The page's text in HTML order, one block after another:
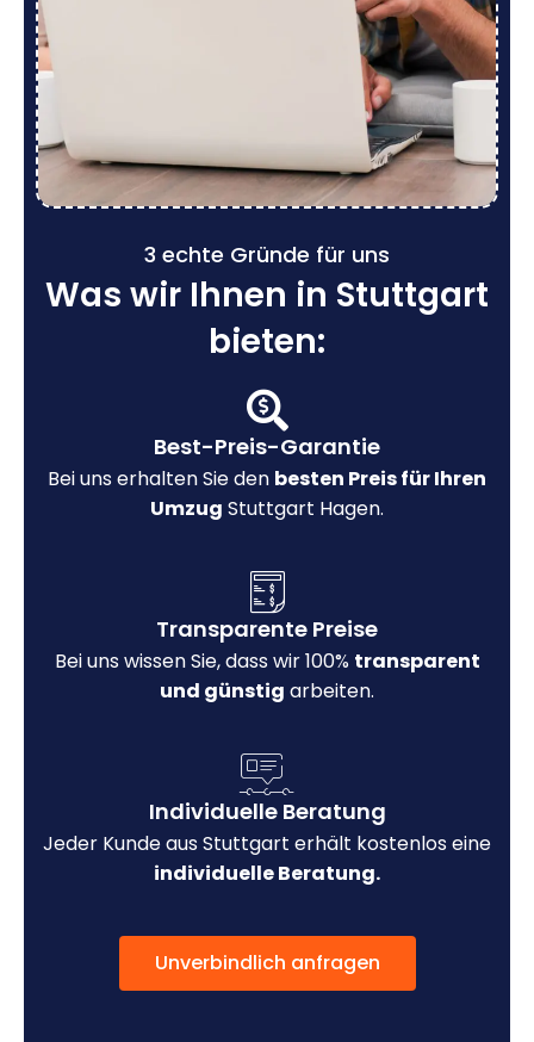
3 echte Gründe für uns
Was wir Ihnen in Stuttgart
bieten:
Best-Preis-Garantie
Bei uns erhalten Sie den besten Preis für Ihren
Umzug Stuttgart Hagen.
Transparente Preise
Bei uns wissen Sie, dass wir 100% transparent
und günstig arbeiten.
Individuelle Beratung
Jeder Kunde aus Stuttgart erhält kostenlos eine
individuelle Beratung.
Unverbindlich anfragen